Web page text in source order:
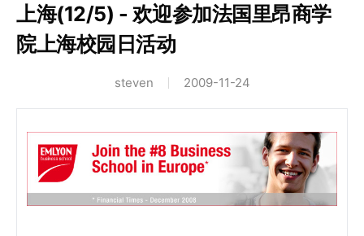
上海(12/5) - 欢迎参加法国里昂商学
院上海校园日活动
steven 2009-11-24